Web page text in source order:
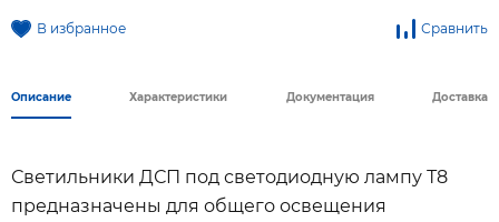
В избранное Сравнить
Описание Характеристики Документация Доставка
Светильники ДСП под светодиодную лампу Т8
предназначены для общего освещения